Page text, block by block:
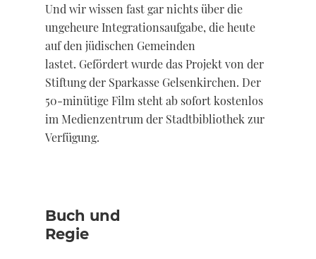
Und wir wissen fast gar nichts über die
ungeheure Integrationsaufgabe, die heute
auf den jüdischen Gemeinden
lastet. Gefördert wurde das Projekt von der
Stiftung der Sparkasse Gelsenkirchen. Der
50-minütige Film steht ab sofort kostenlos
im Medienzentrum der Stadtbibliothek zur
Verfügung.
Buch und
Regie